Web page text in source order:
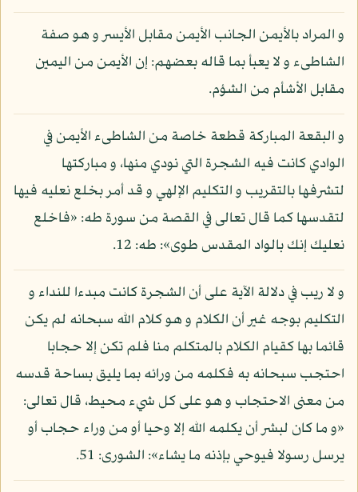
و المراد بالأيمن الجانب الأيمن مقابل الأيسر و هو صفة
الشاطىء و لا يعبأ بما قاله بعضهم: إن الأيمن من اليمين
مقابل الأشأم من الشؤم.
و البقعة المباركة قطعة خاصة من الشاطىء الأيمن في
الوادي كانت فيه الشجرة التي نودي منها، و مباركتها
لتشرفها بالتقريب و التكليم الإلهي و قد أمر بخلع نعليه فيها
لتقدسها كما قال تعالى في القصة من سورة طه: «فاخلع
نعليك إنك بالواد المقدس طوى»: طه: 12.
و لا ريب في دلالة الآية على أن الشجرة كانت مبدءا للنداء و
التكليم بوجه غير أن الكلام و هو كلام الله سبحانه لم يكن
قائما بها كقيام الكلام بالمتكلم منا فلم تكن إلا حجابا
احتجب سبحانه به فكلمه من ورائه بما يليق بساحة قدسه
من معنى الاحتجاب و هو على كل شيء محيط، قال تعالى:
«و ما كان لبشر أن يكلمه الله إلا وحيا أو من وراء حجاب أو
يرسل رسولا فيوحي بإذنه ما يشاء»: الشورى: 51.